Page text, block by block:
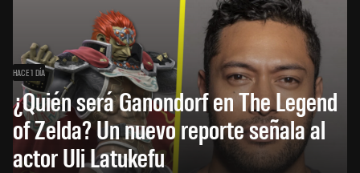
HACE 1 DÍA
¿Quién será Ganondorf en The Legend
of Zelda? Un nuevo reporte señala al
actor Uli Latukefu